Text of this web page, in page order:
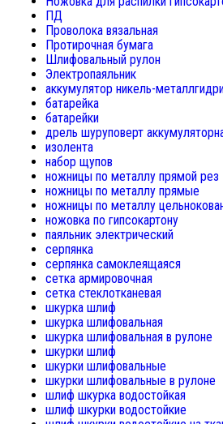
ПД
Проволока вязальная
Протирочная бумага
Шлифовальный рулон
Электропаяльник
аккумулятор никель-
батарейка
батарейки
дрель шуруповерт
изолента
набор щупов
ножницы по металлу прямой рез
ножницы по металлу прямые
ножницы по металлу
ножовка по гипсокартону
паяльник электрический
серпянка
серпянка самоклеящаяся
сетка армировочная
сетка стеклотканевая
шкурка шлиф
шкурка шлифовальная
шкурка шлифовальная в рулоне
шкурки шлиф
шкурки шлифовальные
шкурки шлифовальные в рулоне
шлиф шкурка водостойкая
шлиф шкурки водостойкие